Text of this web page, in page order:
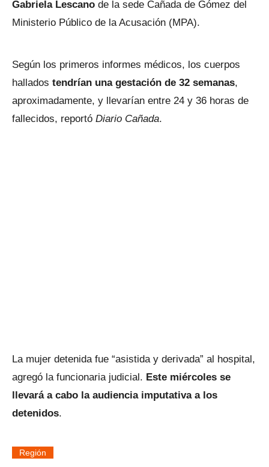
Gabriela Lescano de la sede Cañada de Gómez del
Ministerio Público de la Acusación (MPA).
Según los primeros informes médicos, los cuerpos
hallados tendrían una gestación de 32 semanas,
aproximadamente, y llevarían entre 24 y 36 horas de
fallecidos, reportó Diario Cañada.
La mujer detenida fue “asistida y derivada” al hospital,
agregó la funcionaria judicial. Este miércoles se
llevará a cabo la audiencia imputativa a los
detenidos.
Región